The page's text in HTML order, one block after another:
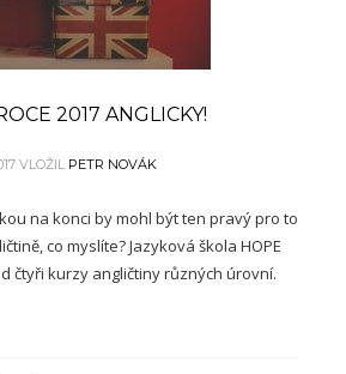
2017 ANGLICKY!
VLOŽIL PETR NOVÁK
na konci by mohl být ten pravý pro to
co myslíte? Jazyková škola HOPE
čtyři kurzy angličtiny různých úrovní.